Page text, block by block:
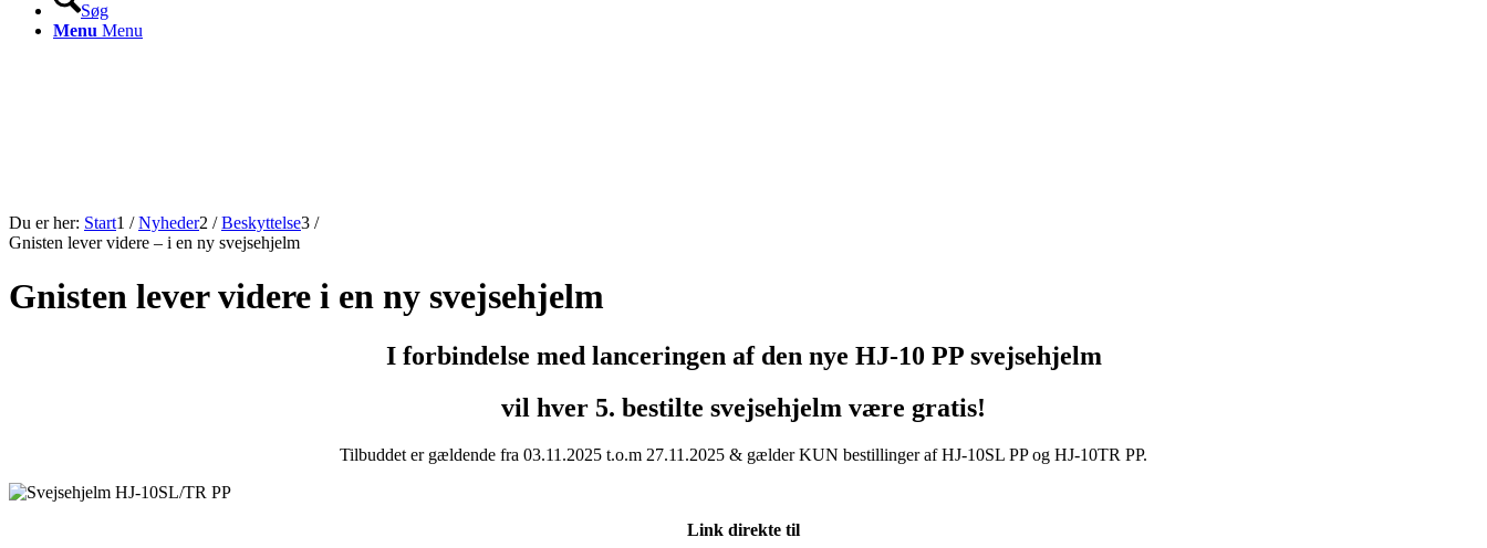
Søg
Menu Menu
Du er her: Start1 / Nyheder2 / Beskyttelse3 /
Gnisten lever videre – i en ny svejsehjelm
Gnisten lever videre i en ny svejsehjelm
I forbindelse med lanceringen af den nye HJ-10 PP svejsehjelm
vil hver 5. bestilte svejsehjelm være gratis!
Tilbuddet er gældende fra 03.11.2025 t.o.m 27.11.2025 & gælder KUN bestillinger af HJ-10SL PP og HJ-10TR PP.
Link direkte til